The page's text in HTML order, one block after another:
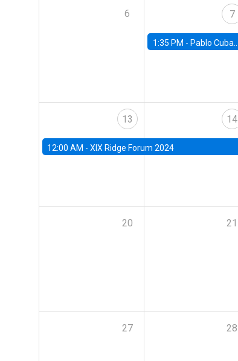
6 7
1:35 PM - Pablo Cuba, FED Board
13
12:00 AM - XIX Ridge Forum 2024
14
20 21
27 28